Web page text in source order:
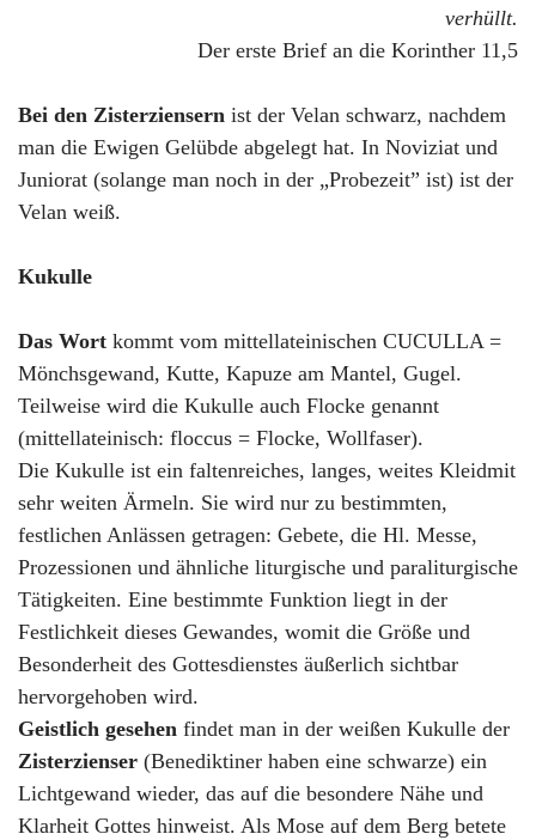
verhüllt.
Der erste Brief an die Korinther 11,5
Bei den Zisterziensern ist der Velan schwarz, nachdem
man die Ewigen Gelübde abgelegt hat. In Noviziat und
Juniorat (solange man noch in der „Probezeit” ist) ist der
Velan weiß.
Kukulle
Das Wort kommt vom mittellateinischen CUCULLA =
Mönchsgewand, Kutte, Kapuze am Mantel, Gugel.
Teilweise wird die Kukulle auch Flocke genannt
(mittellateinisch: floccus = Flocke, Wollfaser).
Die Kukulle ist ein faltenreiches, langes, weites Kleidmit
sehr weiten Ärmeln. Sie wird nur zu bestimmten,
festlichen Anlässen getragen: Gebete, die Hl. Messe,
Prozessionen und ähnliche liturgische und paraliturgische
Tätigkeiten. Eine bestimmte Funktion liegt in der
Festlichkeit dieses Gewandes, womit die Größe und
Besonderheit des Gottesdienstes äußerlich sichtbar
hervorgehoben wird.
Geistlich gesehen findet man in der weißen Kukulle der
Zisterzienser (Benediktiner haben eine schwarze) ein
Lichtgewand wieder, das auf die besondere Nähe und
Klarheit Gottes hinweist. Als Mose auf dem Berg betete